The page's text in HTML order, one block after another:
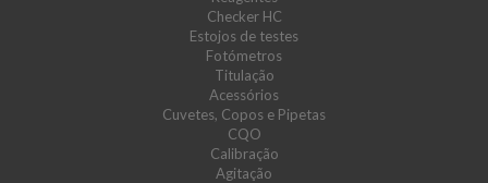
Checker HC
Estojos de testes
Fotómetros
Titulação
Acessórios
Cuvetes, Copos e Pipetas
CQO
Calibração
Agitação